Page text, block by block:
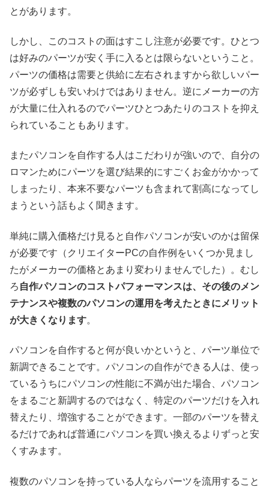
とがあります。
しかし、このコストの面はすこし注意が必要です。ひとつ
は好みのパーツが安く手に入るとは限らないということ。
パーツの価格は需要と供給に左右されますから欲しいパー
ツが必ずしも安いわけではありません。逆にメーカーの方
が大量に仕入れるのでパーツひとつあたりのコストを抑え
られていることもあります。
またパソコンを自作する人はこだわりが強いので、自分の
ロマンためにパーツを選び結果的にすごくお金がかかって
しまったり、本来不要なパーツも含まれて割高になってし
まうという話もよく聞きます。
単純に購入価格だけ見ると自作パソコンが安いのかは留保
が必要です（クリエイターPCの自作例をいくつか見まし
たがメーカーの価格とあまり変わりませんでした）。むし
ろ 自作パソコンのコストパフォーマンスは、その後のメン
テナンスや複数のパソコンの運用を考えたときにメリット
が大きくなります。
パソコンを自作すると何が良いかというと、パーツ単位で
新調できることです。パソコンの自作ができる人は、使っ
ているうちにパソコンの性能に不満が出た場合、パソコン
をまるごと新調するのではなく、特定のパーツだけを入れ
替えたり、増強することができます。一部のパーツを替え
るだけであれば普通にパソコンを買い換えるよりずっと安
くすみます。
複数のパソコンを持っている人ならパーツを流用すること